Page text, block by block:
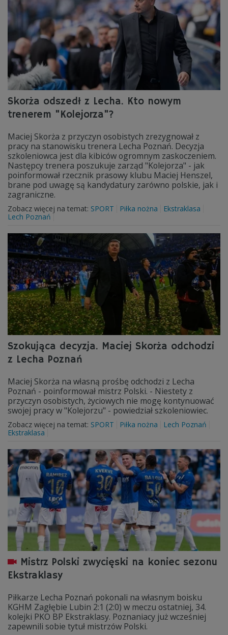
Skorża odszedł z Lecha. Kto nowym
trenerem "Kolejorza"?
Maciej Skorża z przyczyn osobistych zrezygnował z
pracy na stanowisku trenera Lecha Poznań. Decyzja
szkoleniowca jest dla kibiców ogromnym zaskoczeniem.
Następcy trenera poszukuje zarząd "Kolejorza" - jak
poinformował rzecznik prasowy klubu Maciej Henszel,
brane pod uwagę są kandydatury zarówno polskie, jak i
zagraniczne.
Zobacz więcej na temat: SPORT Piłka nożna
Ekstraklasa
Lech Poznań
Szokująca decyzja. Maciej Skorża odchodzi
z Lecha Poznań
Maciej Skorża na własną prośbę odchodzi z Lecha
Poznań - poinformował mistrz Polski. - Niestety z
przyczyn osobistych, życiowych nie mogę kontynuować
swojej pracy w "Kolejorzu" - powiedział szkoleniowiec.
Zobacz więcej na temat: SPORT Piłka nożna
Lech Poznań
Ekstraklasa
Mistrz Polski zwycięski na koniec sezonu
Ekstraklasy
Piłkarze Lecha Poznań pokonali na własnym boisku
KGHM Zagłębie Lubin 2:1 (2:0) w meczu ostatniej, 34.
kolejki PKO BP Ekstraklasy. Poznaniacy już wcześniej
zapewnili sobie tytuł mistrzów Polski.